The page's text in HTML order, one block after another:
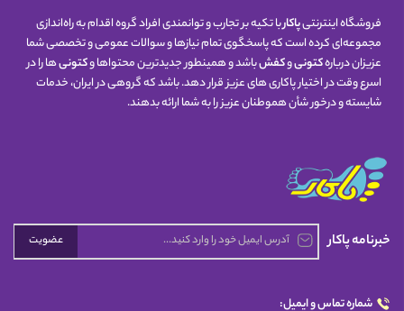
فروشگاه اینترنتیپاکاربا تکیه بر تجارب و توانمندی افراد گروه اقدام به راه‌اندازی
مجموعه‌ای کرده است که پاسخگوی تمام نیازها و سوالات عمومی و تخصصی شما
عزیزان دربارهکتونیوکفشباشد و همینطور جدیدترین محتواها وکتونیها را در
اسرع وقت در اختیار پاکاری های عزیز قرار دهد. باشد که گروهی در ایران، خدمات
شایسته و درخور شأن هموطنان عزیز را به شما ارائه بدهند.
خبرنامه پاکار عضویت
شماره تماس و ایمیل: